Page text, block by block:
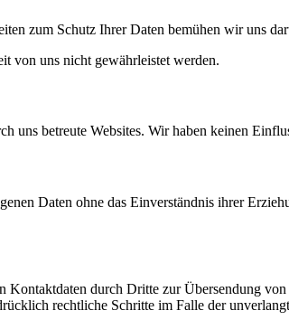
zum Schutz Ihrer Daten bemühen wir uns
von uns nicht gewährleistet werden.
uns betreute Websites. Wir haben keinen
Daten ohne das Einverständnis ihrer
durch Dritte zur Übersendung
rechtliche Schritte im Falle der